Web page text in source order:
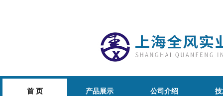
首 页 产品展示 公司介绍